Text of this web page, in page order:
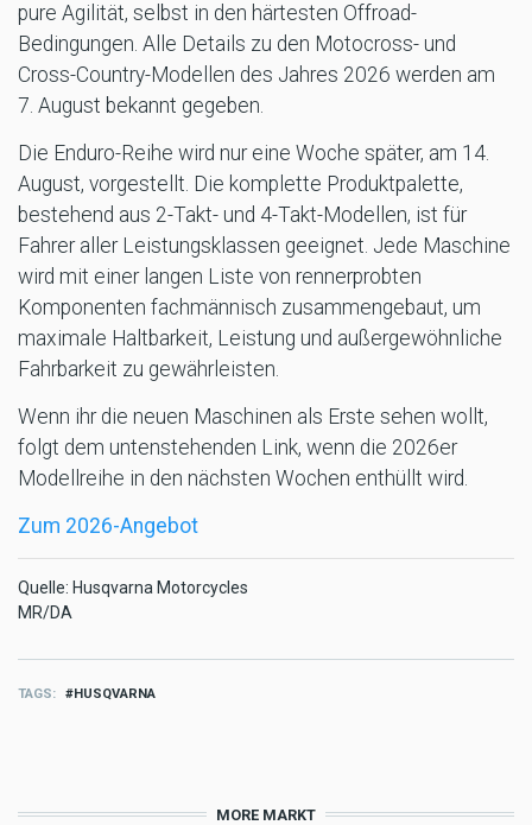
pure Agilität, selbst in den härtesten Offroad-
Bedingungen. Alle Details zu den Motocross- und
Cross-Country-Modellen des Jahres 2026 werden am
7. August bekannt gegeben.
Die Enduro-Reihe wird nur eine Woche später, am 14.
August, vorgestellt. Die komplette Produktpalette,
bestehend aus 2-Takt- und 4-Takt-Modellen, ist für
Fahrer aller Leistungsklassen geeignet. Jede Maschine
wird mit einer langen Liste von rennerprobten
Komponenten fachmännisch zusammengebaut, um
maximale Haltbarkeit, Leistung und außergewöhnliche
Fahrbarkeit zu gewährleisten.
Wenn ihr die neuen Maschinen als Erste sehen wollt,
folgt dem untenstehenden Link, wenn die 2026er
Modellreihe in den nächsten Wochen enthüllt wird.
Zum 2026-Angebot
Quelle: Husqvarna Motorcycles
MR/DA
TAGS HUSQVARNA
MORE MARKT